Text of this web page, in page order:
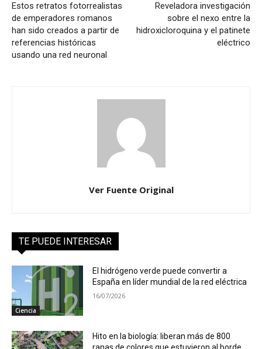
Estos retratos fotorrealistas
de emperadores romanos
han sido creados a partir de
referencias históricas
usando una red neuronal
Reveladora investigación
sobre el nexo entre la
hidroxicloroquina y el patinete
eléctrico
Ver Fuente Original
TE PUEDE INTERESAR
Ciencia
El hidrógeno verde puede convertir a
España en líder mundial de la red eléctrica
16/07/2026
Hito en la biología: liberan más de 800
ranas de colores que estuvieron al borde